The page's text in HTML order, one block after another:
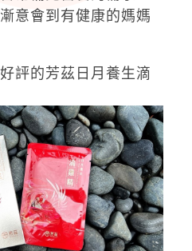
意會到有健康的媽媽
評的芳茲日月養生滴